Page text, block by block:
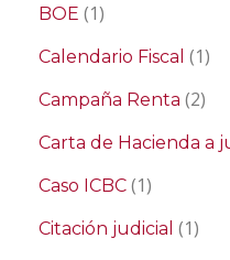
BOE (1)
Calendario Fiscal (1)
Campaña Renta (2)
Carta de Hacienda a
Caso ICBC (1)
Citación judicial (1)